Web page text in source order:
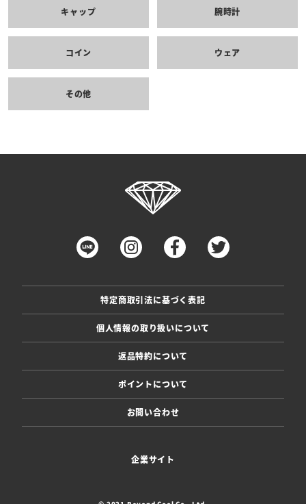
キャップ 腕時計
コイン ウェア
その他
特定商取引法に基づく表記
個人情報の取り扱いについて
返品特約について
ポイントについて
お問い合わせ
企業サイト